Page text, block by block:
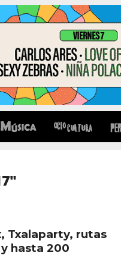
Txalaparty, rutas
hasta 200